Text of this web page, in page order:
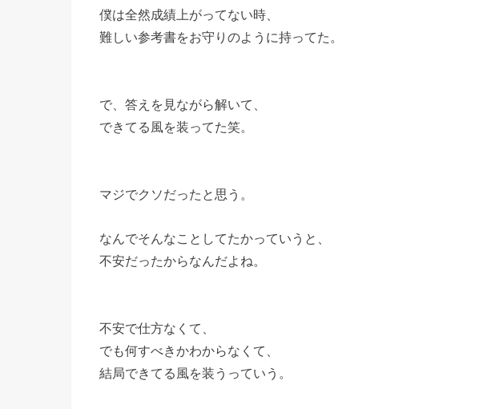
僕は全然成績上がってない時、
難しい参考書をお守りのように持ってた。
で、答えを見ながら解いて、
できてる風を装ってた笑。
マジでクソだったと思う。
なんでそんなことしてたかっていうと、
不安だったからなんだよね。
不安で仕方なくて、
でも何すべきかわからなくて、
結局できてる風を装うっていう。